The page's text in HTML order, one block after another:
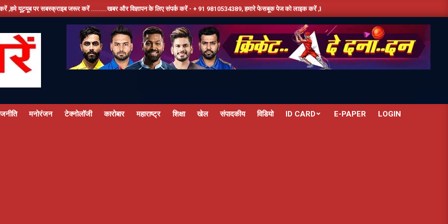
जरूर करें ........खबर और विज्ञापन के लिए संपर्क करें - + 91 9810534389, हमारे फेसबूक पेज को लाइक करें ,हमे यूट्यूब पर सबस्क्राइब जरूर करें,दिन भर की तमाम छोटी बड़ी खबरों के
Primary
मनोरंजन टेक्नोलॉजी कारोबार महाराष्ट्र शिक्षा खेल संपादकीय विडियो ID CARD E-PAPER LOGIN